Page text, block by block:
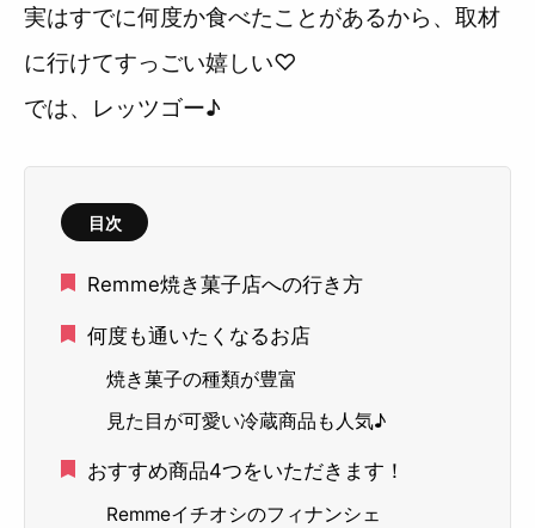
実はすでに何度か食べたことがあるから、取材
に行けてすっごい嬉しい♡
では、レッツゴー♪
目次
Remme焼き菓子店への行き方
何度も通いたくなるお店
焼き菓子の種類が豊富
見た目が可愛い冷蔵商品も人気♪
おすすめ商品4つをいただきます！
Remmeイチオシのフィナンシェ